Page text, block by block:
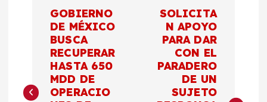
e
GOBIERNO
DE MÉXICO
BUSCA
RECUPERAR
HASTA 650
MDD DE
OPERACIO
SOLICITA
N APOYO
PARA DAR
CON EL
PARADERO
DE UN
SUJETO